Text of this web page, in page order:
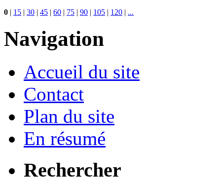
0 | 15 | 30 | 45 | 60 | 75 | 90 | 105 | 120 | ...
Navigation
Accueil du site
Contact
Plan du site
En résumé
Rechercher